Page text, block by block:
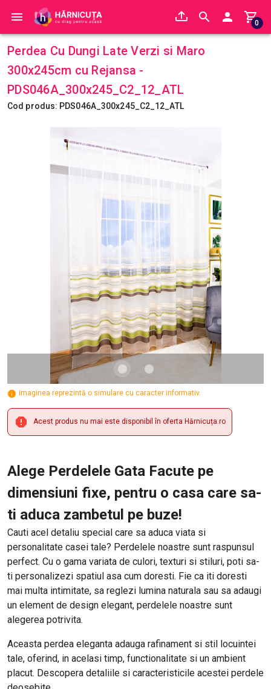
0
Perdea Cu Dungi Late Verzi si Maro
300x245cm cu Rejansa -
PDS046A_300x245_C2_12_ATL
Cod produs: PDS046A_300x245_C2_12_ATL
imaginea reprezintă o simulare cu caracter informativ.
Acest produs nu mai este disponibil în oferta Hărnicuța.ro
Alege Perdelele Gata Facute pe
dimensiuni fixe, pentru o casa care sa-
ti aduca zambetul pe buze!
Cauti acel detaliu special care sa aduca viata si
personalitate casei tale? Perdelele noastre sunt raspunsul
perfect. Cu o gama variata de culori, texturi si stiluri, poti sa-
ti personalizezi spatiul asa cum doresti. Fie ca iti doresti
mai multa intimitate, sa reglezi lumina naturala sau sa adaugi
un element de design elegant, perdelele noastre sunt
alegerea potrivita.
Aceasta perdea eleganta adauga rafinament si stil locuintei
tale, oferind, in acelasi timp, functionalitate si un ambient
placut. Descopera detaliile si caracteristicile acestei perdele